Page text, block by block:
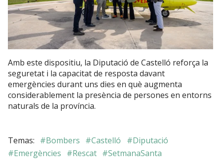
Amb este dispositiu, la Diputació de Castelló reforça la
seguretat i la capacitat de resposta davant
emergències durant uns dies en què augmenta
considerablement la presència de persones en entorns
naturals de la província.
#Bombers #Castelló
#Diputació
#Emergències #Rescat #SetmanaSanta